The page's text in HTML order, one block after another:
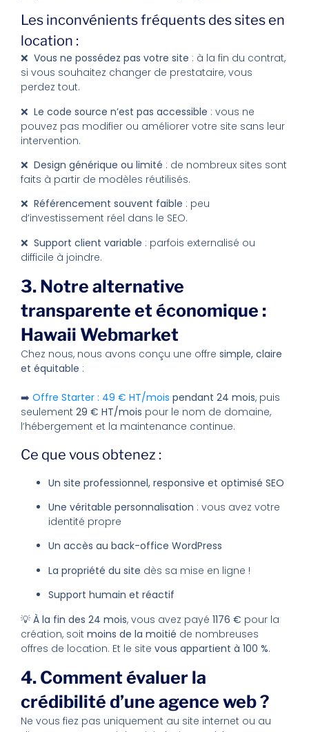
Les inconvénients fréquents des sites en
location :
❌ Vous ne possédez pas votre site : à la fin du contrat,
si vous souhaitez changer de prestataire, vous
perdez tout.
❌ Le code source n’est pas accessible : vous ne
pouvez pas modifier ou améliorer votre site sans leur
intervention.
❌ Design générique ou limité : de nombreux sites sont
faits à partir de modèles réutilisés.
❌ Référencement souvent faible : peu
d’investissement réel dans le SEO.
❌ Support client variable : parfois externalisé ou
difficile à joindre.
3. Notre alternative
transparente et économique :
Hawaii Webmarket
Chez nous, nous avons conçu une offre simple, claire
et équitable :
➡️ Offre Starter : 49 € HT/mois pendant 24 mois, puis
seulement 29 € HT/mois pour le nom de domaine,
l’hébergement et la maintenance continue.
Ce que vous obtenez :
Un site professionnel, responsive et optimisé SEO
Une véritable personnalisation : vous avez votre
identité propre
Un accès au back-office WordPress
La propriété du site dès sa mise en ligne !
Support humain et réactif
💡 À la fin des 24 mois, vous avez payé 1176 € pour la
création, soit moins de la moitié de nombreuses
offres de location. Et le site vous appartient à 100 %.
4. Comment évaluer la
crédibilité d’une agence web ?
Ne vous fiez pas uniquement au site internet ou au